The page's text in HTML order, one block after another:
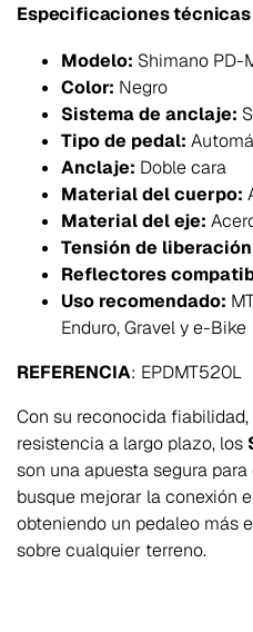
Especificaciones técnicas
Modelo: Shimano PD-
Color: Negro
Sistema de anclaje:
Tipo de pedal:
Anclaje: Doble cara
Material del cuerpo:
Material del eje:
Tensión de
Reflectores
Uso recomendado:
Enduro, Gravel y e-Bike
REFERENCIA: EPDMT520L
Con su reconocida
resistencia a largo plazo, los
son una apuesta segura
busque mejorar la conexión
obteniendo un pedaleo más
sobre cualquier terreno.